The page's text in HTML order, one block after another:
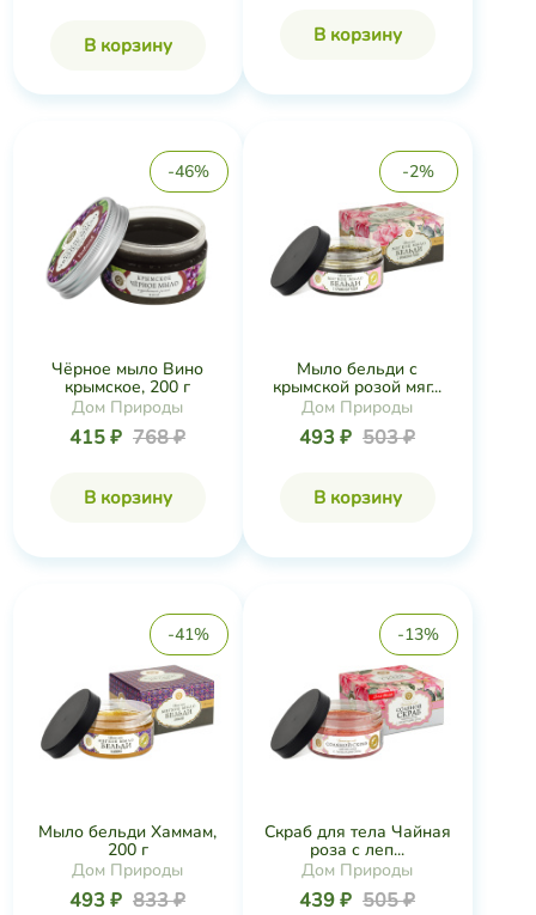
В корзину В корзину
-46%
Чёрное мыло Вино
крымское, 200 г
Дом Природы
415 ₽ 768 ₽
В корзину
-2%
Мыло бельди с
крымской розой мяг...
Дом Природы
493 ₽ 503 ₽
В корзину
-41%
Мыло бельди Хаммам,
200 г
Дом Природы
493 ₽ 833 ₽
-13%
Скраб для тела Чайная
роза с леп...
Дом Природы
439 ₽ 505 ₽